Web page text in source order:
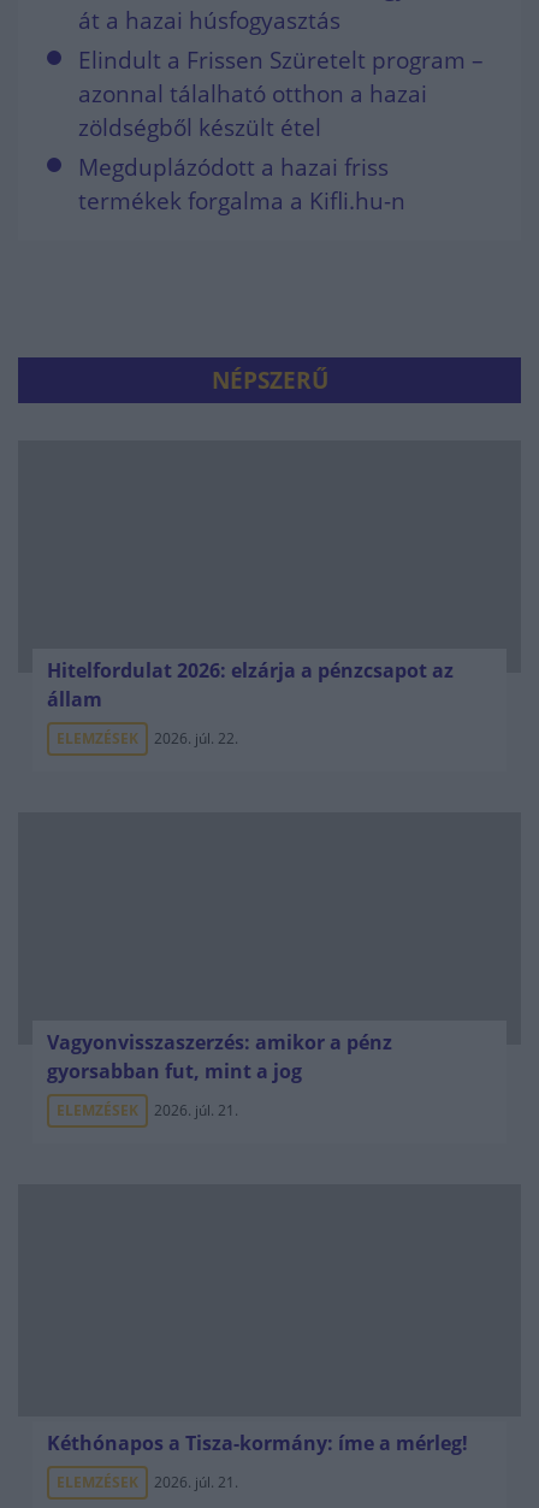
át a hazai húsfogyasztás
Elindult a Frissen Szüretelt program –
azonnal tálalható otthon a hazai
zöldségből készült étel
Megduplázódott a hazai friss
termékek forgalma a Kifli.hu-n
NÉPSZERŰ
Hitelfordulat 2026: elzárja a pénzcsapot az
állam
ELEMZÉSEK 2026. júl. 22.
Vagyonvisszaszerzés: amikor a pénz
gyorsabban fut, mint a jog
ELEMZÉSEK 2026. júl. 21.
Kéthónapos a Tisza-kormány: íme a mérleg!
ELEMZÉSEK 2026. júl. 21.